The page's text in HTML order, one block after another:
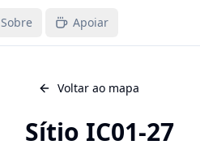
Sobre Apoiar
Voltar ao mapa
Sítio IC01-27